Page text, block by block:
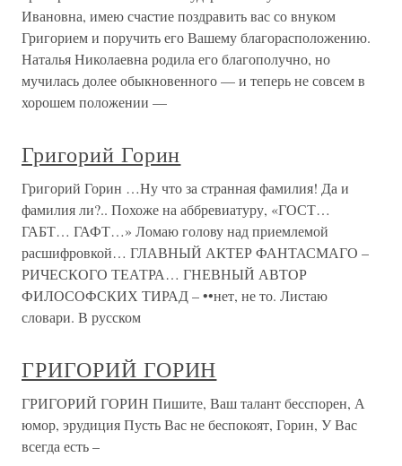
Ивановна, имею счастие поздравить вас со внуком
Григорием и поручить его Вашему благорасположению.
Наталья Николаевна родила его благополучно, но
мучилась долее обыкновенного — и теперь не совсем в
хорошем положении —
Григорий Горин
Григорий Горин …Ну что за странная фамилия! Да и
фамилия ли?.. Похоже на аббревиатуру, «ГОСТ…
ГАБТ… ГАФТ…» Ломаю голову над приемлемой
расшифровкой… ГЛАВНЫЙ АКТЕР ФАНТАСМАГО –
РИЧЕСКОГО ТЕАТРА… ГНЕВНЫЙ АВТОР
ФИЛОСОФСКИХ ТИРАД – ••нет, не то. Листаю
словари. В русском
ГРИГОРИЙ ГОРИН
ГРИГОРИЙ ГОРИН Пишите, Ваш талант бесспорен, А
юмор, эрудиция Пусть Вас не беспокоят, Горин, У Вас
всегда есть –